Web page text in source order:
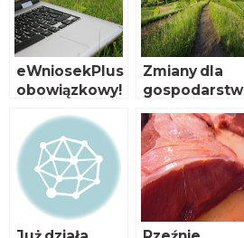
eWniosekPlus
obowiązkowy!
Zmiany dla
gospodarstw
ekologicznyc
h